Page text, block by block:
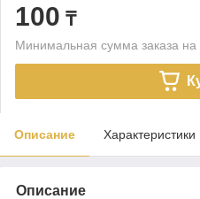
100 ₸
Минимальная сумма заказа
Описание Характеристики
Описание